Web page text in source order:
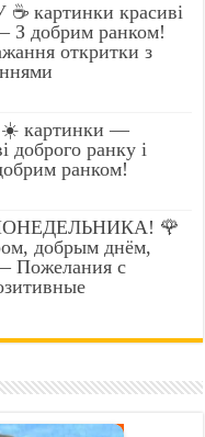
картинки красиві
З добрим ранком!
откритки з
картинки —
доброго ранку і
ранком!
🌹
добрым днём,
Пожелания с